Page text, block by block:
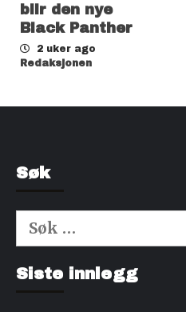
blir den nye
Black Panther
2 uker ago
Redaksjonen
Søk
Søk
etter:
Siste innlegg